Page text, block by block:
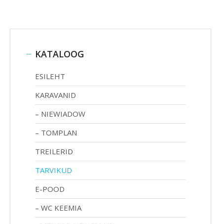
KATALOOG
ESILEHT
KARAVANID
NIEWIADOW
TOMPLAN
TREILERID
TARVIKUD
E-POOD
WC KEEMIA